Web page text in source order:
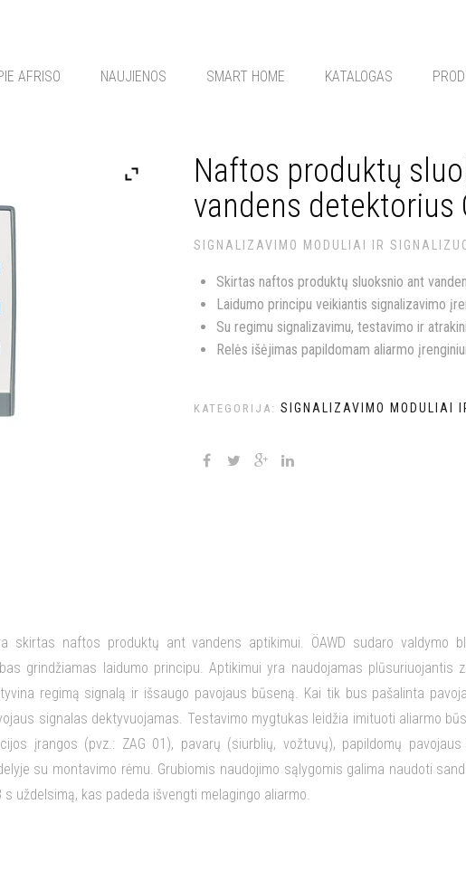
AFRISO NAUJIENOS SMART HOME KATALOGAS
Naftos produktų
vandens detektorius
SIGNALIZAVIMO MODULIAI IR
Skirtas naftos produktų sluoksnio ant
Laidumo principu veikiantis signalizavimo
Su regimu signalizavimu, testavimo ir
Relės išėjimas papildomam aliarmo įrenginiui
KATEGORIJA:SIGNALIZAVIMO MODULIAI
skirtas naftos produktų ant vandens aptikimui. ÖAWD sudaro valdymo
grindžiamas laidumo principu. Aptikimui yra naudojamas
regimą signalą ir išsaugo pavojaus būseną. Kai tik bus pašalinta
signalas dektyvuojamas. Testavimo mygtukas leidžia imituoti aliarmo
įrangos (pvz.: ZAG 01), pavarų (siurblių, vožtuvų), papildomų
su montavimo rėmu. Grubiomis naudojimo sąlygomis galima naudoti
uždelsimą, kas padeda išvengti melagingo aliarmo.